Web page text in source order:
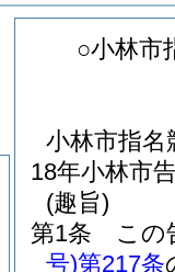
○小林市
小林市指名
18年小林市
(趣旨)
第1条
この
号)第217条